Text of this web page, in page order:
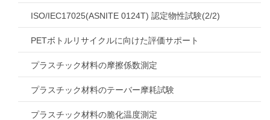
ISO/IEC17025(ASNITE 0124T) 認定物性試験(2/2)
PETボトルリサイクルに向けた評価サポート
プラスチック材料の摩擦係数測定
プラスチック材料のテーバー摩耗試験
プラスチック材料の脆化温度測定